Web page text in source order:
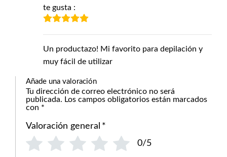
te gusta :
Un productazo! Mi favorito para depilación y
muy fácil de utilizar
Añade una valoración
Tu dirección de correo electrónico no será
publicada. Los campos obligatorios están marcados
con *
Valoración general *
0/5